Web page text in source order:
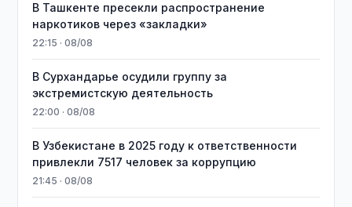
В Ташкенте пресекли распространение
наркотиков через «закладки»
22:15 · 08/08
В Сурхандарье осудили группу за
экстремистскую деятельность
22:00 · 08/08
В Узбекистане в 2025 году к ответственности
привлекли 7517 человек за коррупцию
21:45 · 08/08